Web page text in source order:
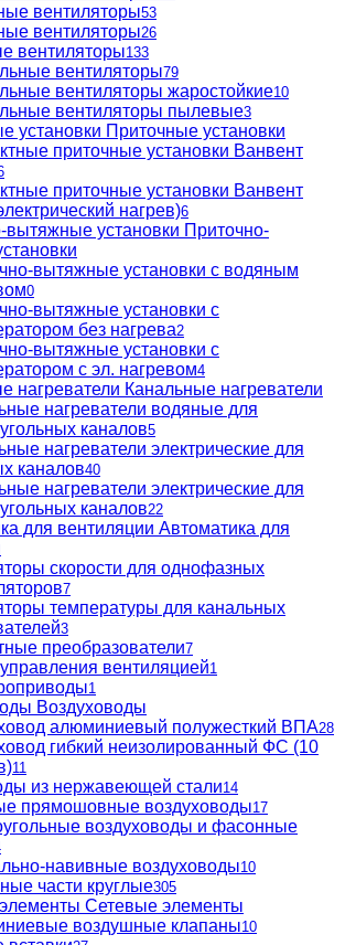
вентиляторы53
вентиляторы26
вентиляторы133
вентиляторы79
вентиляторы жаростойкие10
вентиляторы пылевые3
Приточные установки
приточные установки Ванвент
приточные установки Ванвент
нагрев)6
Приточно-
вытяжные установки с водяным
0
вытяжные установки с
без нагрева2
вытяжные установки с
с эл. нагревом4
Канальные нагреватели
нагреватели водяные для
каналов5
нагреватели электрические для
каналов40
нагреватели электрические для
каналов22
Автоматика для
скорости для однофазных
7
температуры для канальных
3
преобразователи7
вентиляцией1
1
Воздуховоды
алюминиевый полужесткий ВПА28
гибкий неизолированный ФС (10
11
из нержавеющей стали14
прямошовные воздуховоды17
воздуховоды и фасонные
навивные воздуховоды10
части круглые305
Сетевые элементы
воздушные клапаны10